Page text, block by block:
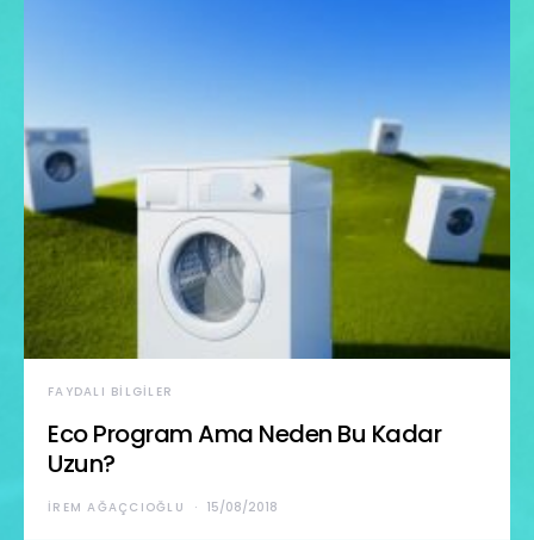
FAYDALI BILGILER
Eco Program Ama Neden Bu Kadar
Uzun?
İREM AĞAÇCIOĞLU 15/08/2018